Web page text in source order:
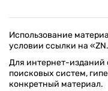
Использование
условии ссылки на
Для интернет-изданий
поисковых систем,
конкретный материал.